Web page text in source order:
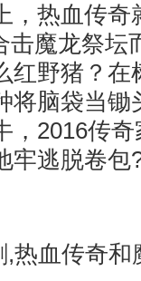
，热血传奇
击魔龙祭坛
红野猪？在
将脑袋当锄
，2016传
牢逃脱卷包
,热血传奇和